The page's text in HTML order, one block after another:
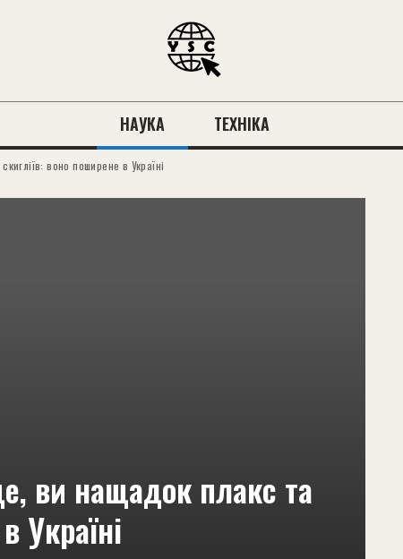
НАУКА ТЕХНІКА
воно поширене в Україні
ви нащадок плакс та
Україні